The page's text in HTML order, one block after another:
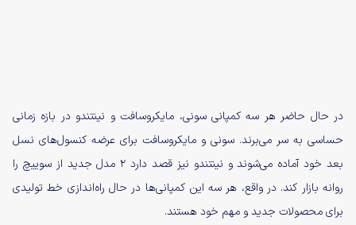
در حال حاضر هر سه کمپانی سونی، مایکروسافت و نینتندو در بازه زمانی
حساسی به سر می‌برند. سونی و مایکروسافت برای عرضه کنسول‌های نسل
بعد خود آماده می‌شوند و نینتندو نیز قصد دارد ۲ مدل جدید از سوییچ را
روانه بازار کند. در واقع، هر سه این کمپانی‌ها در حال راه‌اندازی خط تولیدی
برای محصولات جدید و مهم خود هستند.